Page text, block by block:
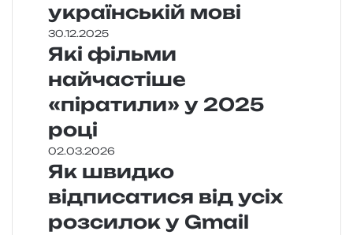
українській мові
30.12.2025
Які фільми
найчастіше
«піратили» у 2025
році
02.03.2026
Як швидко
відписатися від усіх
розсилок у Gmail